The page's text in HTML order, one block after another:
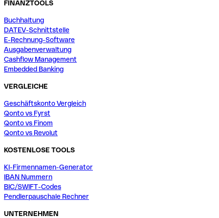
FINANZTOOLS
Buchhaltung
DATEV-Schnittstelle
E-Rechnung-Software
Ausgabenverwaltung
Cashflow Management
Embedded Banking
VERGLEICHE
Geschäftskonto Vergleich
Qonto vs Fyrst
Qonto vs Finom
Qonto vs Revolut
KOSTENLOSE TOOLS
KI-Firmennamen-Generator
IBAN Nummern
BIC/SWIFT-Codes
Pendlerpauschale Rechner
UNTERNEHMEN